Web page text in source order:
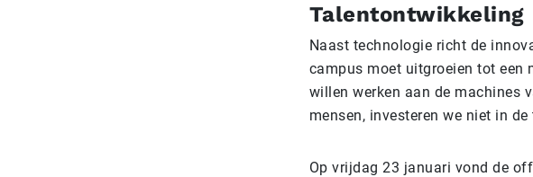
Talentontwikkeling
Naast technologie richt de
campus moet uitgroeien tot een
willen werken aan de machines
mensen, investeren we niet in
Op vrijdag 23 januari vond de